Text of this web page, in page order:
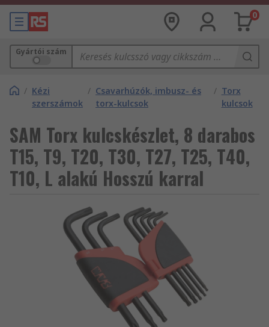
0
Gyártói szám
/ Kézi
szerszámok
/ Csavarhúzók, imbusz- és
torx-kulcsok
/ Torx
kulcsok
SAM Torx kulcskészlet, 8 darabos
T15, T9, T20, T30, T27, T25, T40,
T10, L alakú Hosszú karral